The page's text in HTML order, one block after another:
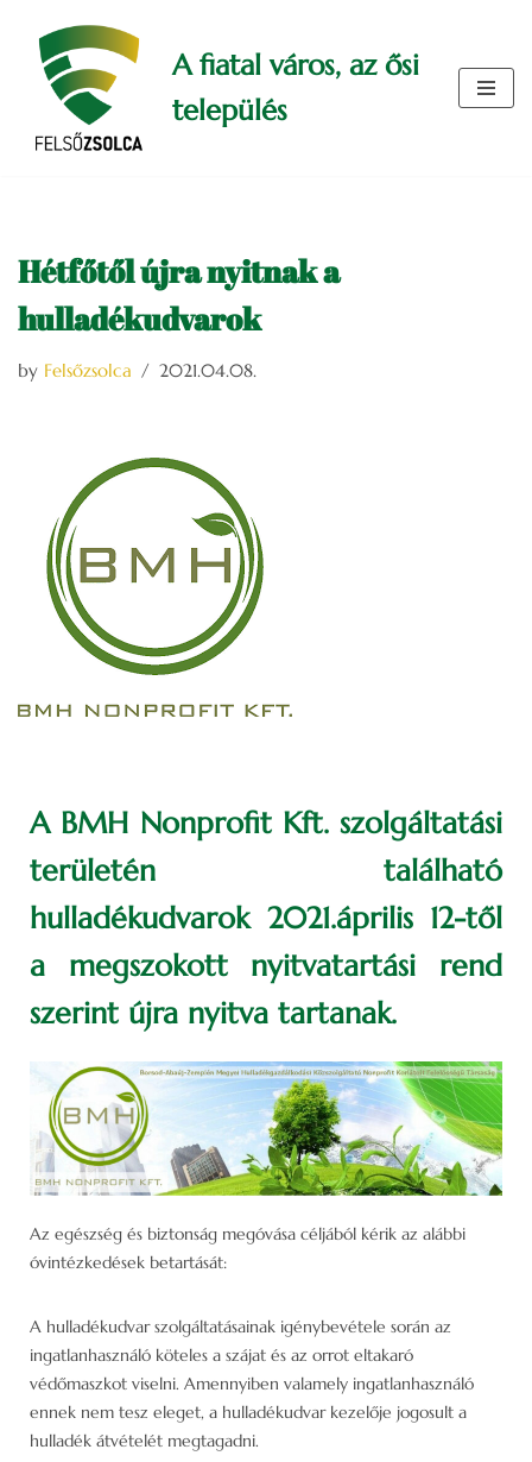
Skip
content
A fiatal város, az ősi
település
Hétfőtől újra nyitnak a
hulladékudvarok
by Felsőzsolca 2021.04.08.
A BMH Nonprofit Kft. szolgáltatási
területén található
hulladékudvarok 2021.április 12-től
a megszokott nyitvatartási rend
szerint újra nyitva tartanak.
Az egészség és biztonság megóvása céljából kérik az alábbi
óvintézkedések betartását:
A hulladékudvar szolgáltatásainak igénybevétele során az
ingatlanhasználó köteles a szájat és az orrot eltakaró
védőmaszkot viselni. Amennyiben valamely ingatlanhasználó
ennek nem tesz eleget, a hulladékudvar kezelője jogosult a
hulladék átvételét megtagadni.